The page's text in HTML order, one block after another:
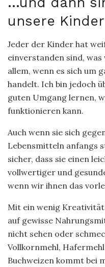
unsere Kinder
Jeder der Kinder hat
einverstanden sind,
allem, wenn es sich um
handelt. Ich bin jedoch
guten Umgang lernen,
funktionieren kann.
Auch wenn sie sich
Lebensmitteln anfangs
sicher, dass sie einen
vollwertiger und
wenn wir ihnen das
Mit ein wenig
auf gewisse
nicht sehen oder
Vollkornmehl,
Buchweizen kommt bei